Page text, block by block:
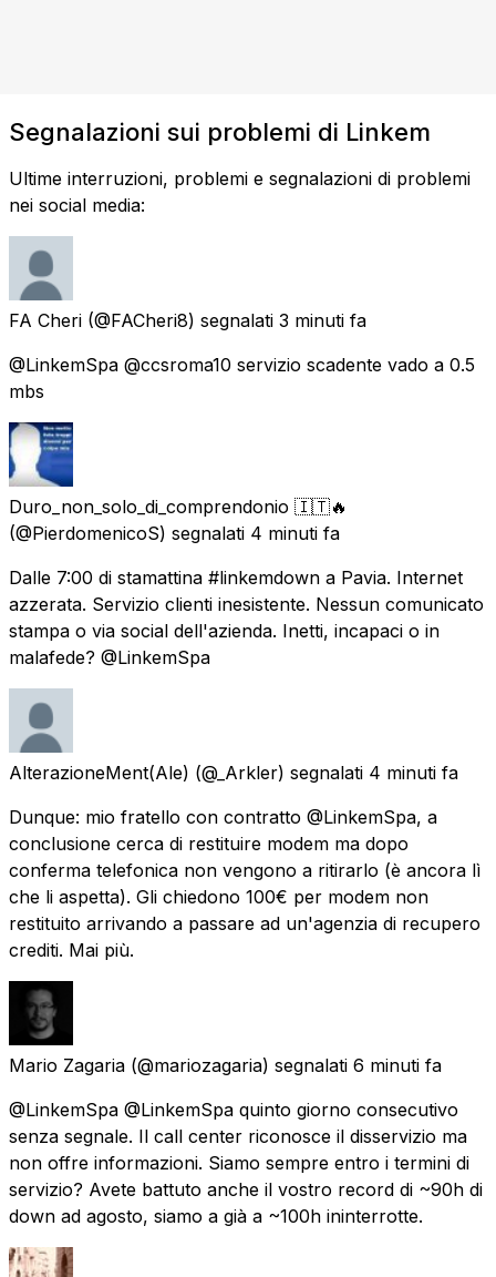
Segnalazioni sui problemi di Linkem
Ultime interruzioni, problemi e segnalazioni di problemi
nei social media:
FA Cheri (@FACheri8) segnalati 3 minuti fa
@LinkemSpa @ccsroma10 servizio scadente vado a 0.5
mbs
Duro_non_solo_di_comprendonio 🇮🇹🔥
(@PierdomenicoS) segnalati 4 minuti fa
Dalle 7:00 di stamattina #linkemdown a Pavia. Internet
azzerata. Servizio clienti inesistente. Nessun comunicato
stampa o via social dell'azienda. Inetti, incapaci o in
malafede? @LinkemSpa
AlterazioneMent(Ale) (@_Arkler) segnalati 4 minuti fa
Dunque: mio fratello con contratto @LinkemSpa, a
conclusione cerca di restituire modem ma dopo
conferma telefonica non vengono a ritirarlo (è ancora lì
che li aspetta). Gli chiedono 100€ per modem non
restituito arrivando a passare ad un'agenzia di recupero
crediti. Mai più.
Mario Zagaria (@mariozagaria) segnalati 6 minuti fa
@LinkemSpa @LinkemSpa quinto giorno consecutivo
senza segnale. Il call center riconosce il disservizio ma
non offre informazioni. Siamo sempre entro i termini di
servizio? Avete battuto anche il vostro record di ~90h di
down ad agosto, siamo a già a ~100h ininterrotte.